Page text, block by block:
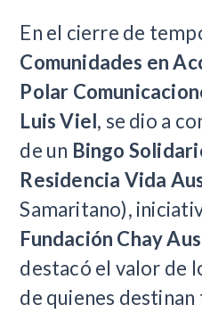
En el cierre de
Comunidades en
Polar
Luis Viel, se dio a
de un Bingo
Residencia Vida
Samaritano),
Fundación Chay
destacó el valor de
de quienes